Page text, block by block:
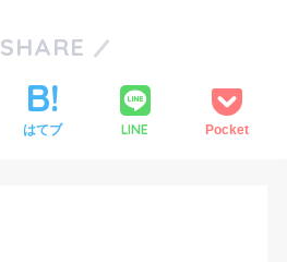
SHARE
はてブ LINE Pocket